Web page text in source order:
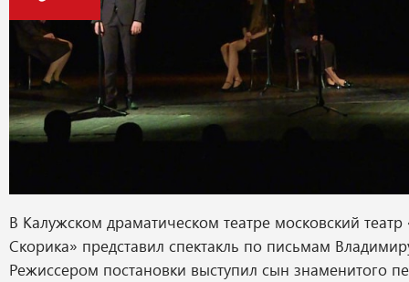
В Калужском драматическом театре московский театр
Скорика» представил спектакль по письмам
Режиссером постановки выступил сын знаменитого